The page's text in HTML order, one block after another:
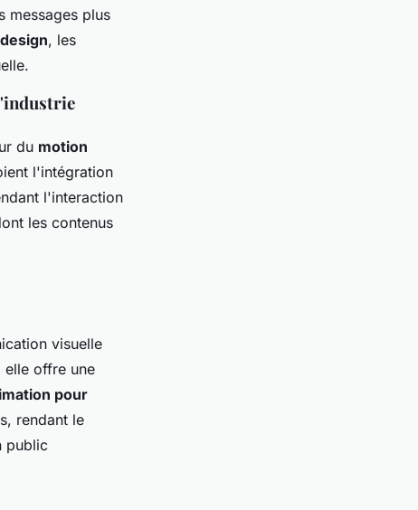
messages plus
, les
du motion
l'intégration
l'interaction
les contenus
visuelle
elle offre une
pour
rendant le
public